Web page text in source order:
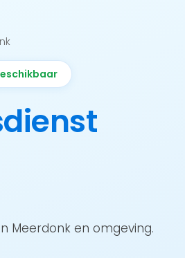
Meerdonk en omgeving.